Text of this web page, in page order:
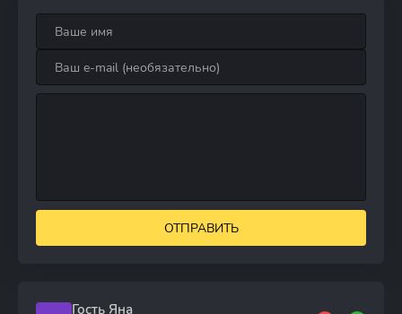
ОТПРАВИТЬ
Гость Яна